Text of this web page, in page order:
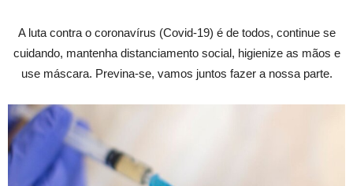
A luta contra o coronavírus (Covid-19) é de todos, continue se
cuidando, mantenha distanciamento social, higienize as mãos e
use máscara. Previna-se, vamos juntos fazer a nossa parte.